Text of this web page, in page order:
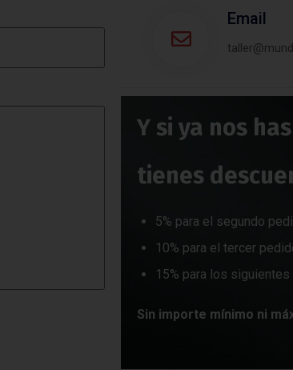
Email
Y si ya nos
tienes
5% para el segundo
10% para el tercer
15% para los siguientes
Sin importe mínimo ni